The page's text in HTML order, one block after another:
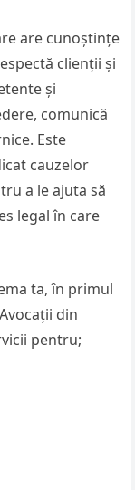
are cunoștințe
clienții și
și
comunică
Este
cauzelor
a le ajuta să
legal în care
ta, în primul
din
pentru;